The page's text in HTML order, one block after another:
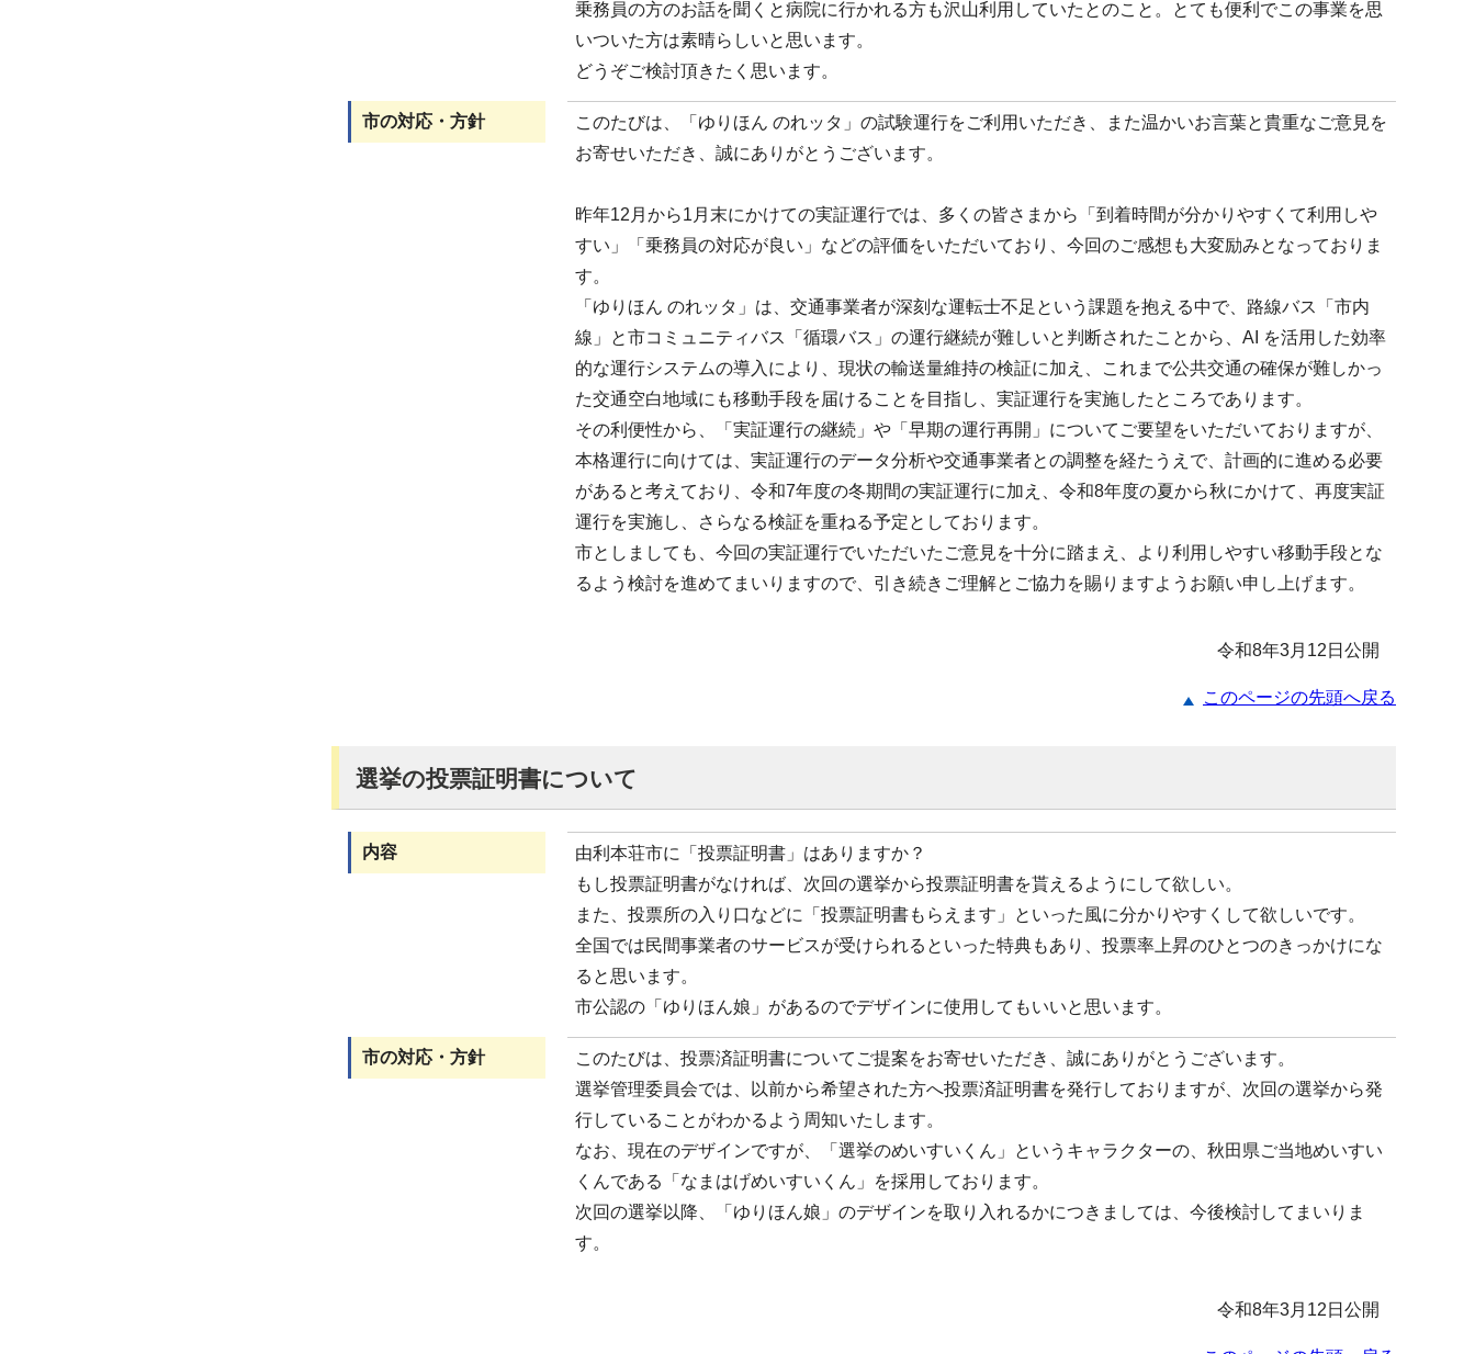
乗務員の方のお話を聞くと病院に行かれる方も沢山利用していたとのこと。とても便利でこの事業を思
いついた方は素晴らしいと思います。
どうぞご検討頂きたく思います。
市の対応・方針
このたびは、「ゆりほん のれッタ」の試験運行をご利用いただき、また温かいお言葉と貴重なご意見を
お寄せいただき、誠にありがとうございます。
昨年12月から1月末にかけての実証運行では、多くの皆さまから「到着時間が分かりやすくて利用しや
すい」「乗務員の対応が良い」などの評価をいただいており、今回のご感想も大変励みとなっておりま
す。
「ゆりほん のれッタ」は、交通事業者が深刻な運転士不足という課題を抱える中で、路線バス「市内
線」と市コミュニティバス「循環バス」の運行継続が難しいと判断されたことから、AI を活用した効率
的な運行システムの導入により、現状の輸送量維持の検証に加え、これまで公共交通の確保が難しかっ
た交通空白地域にも移動手段を届けることを目指し、実証運行を実施したところであります。
その利便性から、「実証運行の継続」や「早期の運行再開」についてご要望をいただいておりますが、
本格運行に向けては、実証運行のデータ分析や交通事業者との調整を経たうえで、計画的に進める必要
があると考えており、令和7年度の冬期間の実証運行に加え、令和8年度の夏から秋にかけて、再度実証
運行を実施し、さらなる検証を重ねる予定としております。
市としましても、今回の実証運行でいただいたご意見を十分に踏まえ、より利用しやすい移動手段とな
るよう検討を進めてまいりますので、引き続きご理解とご協力を賜りますようお願い申し上げます。
令和8年3月12日公開
このページの先頭へ戻る
選挙の投票証明書について
内容
由利本荘市に「投票証明書」はありますか？
もし投票証明書がなければ、次回の選挙から投票証明書を貰えるようにして欲しい。
また、投票所の入り口などに「投票証明書もらえます」といった風に分かりやすくして欲しいです。
全国では民間事業者のサービスが受けられるといった特典もあり、投票率上昇のひとつのきっかけにな
ると思います。
市公認の「ゆりほん娘」があるのでデザインに使用してもいいと思います。
市の対応・方針
このたびは、投票済証明書についてご提案をお寄せいただき、誠にありがとうございます。
選挙管理委員会では、以前から希望された方へ投票済証明書を発行しておりますが、次回の選挙から発
行していることがわかるよう周知いたします。
なお、現在のデザインですが、「選挙のめいすいくん」というキャラクターの、秋田県ご当地めいすい
くんである「なまはげめいすいくん」を採用しております。
次回の選挙以降、「ゆりほん娘」のデザインを取り入れるかにつきましては、今後検討してまいりま
す。
令和8年3月12日公開